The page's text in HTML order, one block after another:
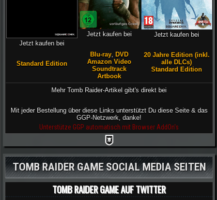
Jetzt kaufen bei
Standard Edition
Jetzt kaufen bei
Blu-ray
DVD
Amazon Video
Soundtrack
Artbook
Jetzt kaufen bei
20 Jahre Edition (inkl.
alle DLCs)
Standard Edition
Mehr Tomb Raider-Artikel gibt's direkt bei
Mit jeder Bestellung über diese Links unterstützt Du diese Seite & das
GGP-Netzwerk, danke!
Unterstütze GGP automatisch mit Browser AddOn's
TOMB RAIDER GAME SOCIAL MEDIA SEITEN
TOMB RAIDER GAME AUF TWITTER